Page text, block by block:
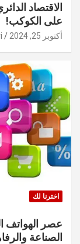
الاقتصاد
على الكوكب!
أكتوبر 25, 2024
اخترنا لك
عصر الهواتف
الصناعة